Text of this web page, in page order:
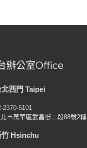
辦公室Office
北西門 Taipei
2370-5101
市萬華區武昌街二段88號2樓
竹 Hsinchu